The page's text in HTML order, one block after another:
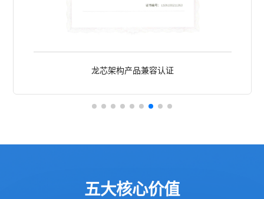
龙芯架构产品兼容认证
五大核心价值